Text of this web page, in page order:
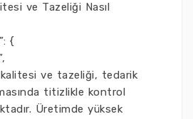
ve Tazeliği Nasıl
{
ve tazeliği, tedarik
titizlikle kontrol
Üretimde yüksek